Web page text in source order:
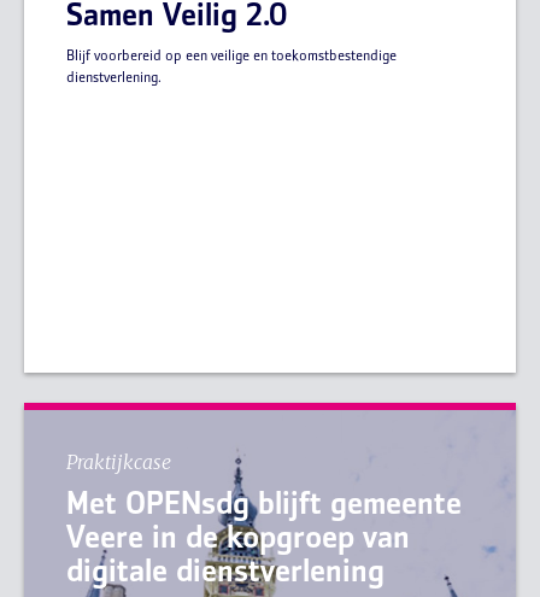
Samen Veilig 2.0
Blijf voorbereid op een veilige en toekomstbestendige
dienstverlening.
Praktijkcase
Met OPENsdg blijft gemeente
Veere in de kopgroep van
digitale dienstverlening